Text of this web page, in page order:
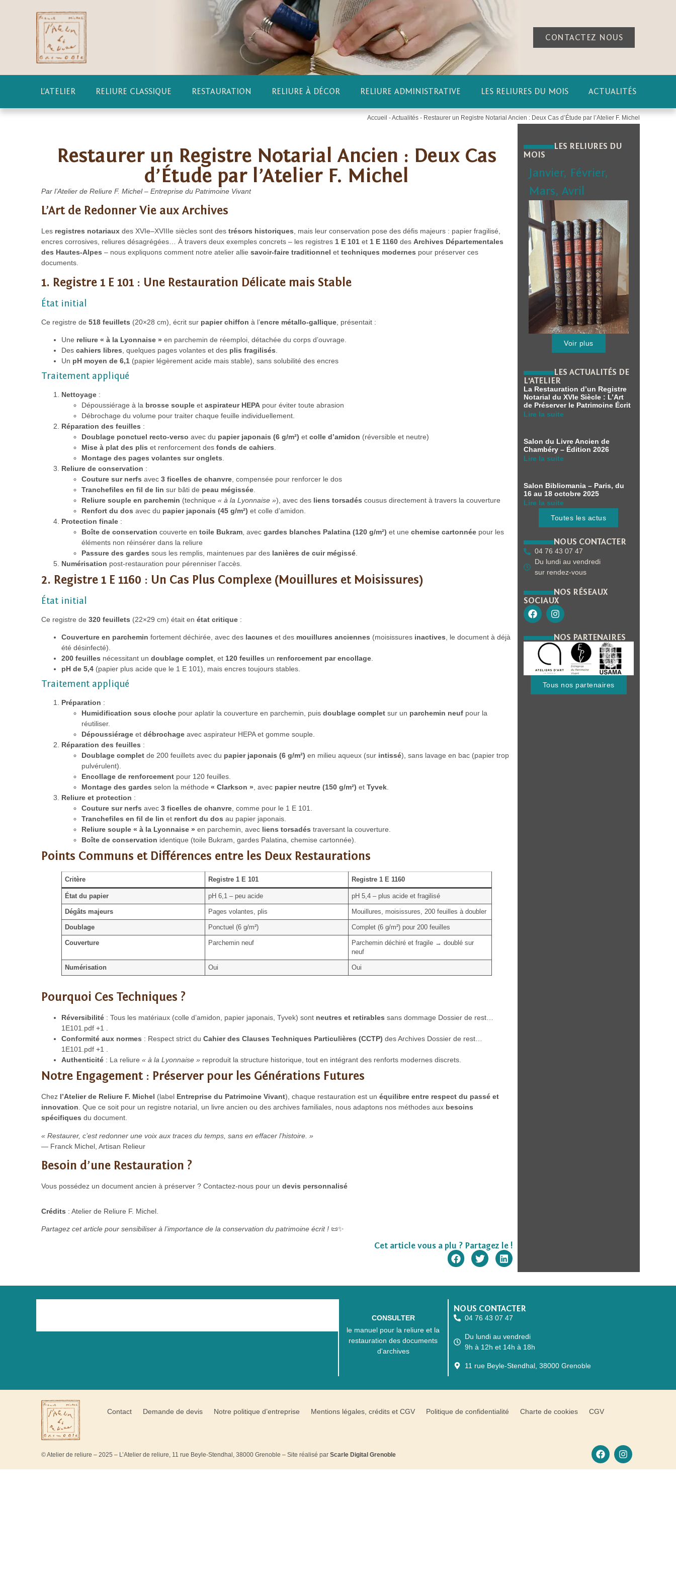
CONTACTEZ NOUS
L’ATELIER RELIURE CLASSIQUE RESTAURATION RELIURE À DÉCOR RELIURE ADMINISTRATIVE LES RELIURES DU MOIS ACTUALITÉS
Accueil -Actualités - Restaurer un Registre Notarial Ancien : Deux Cas d’Étude par l’Atelier F. Michel
Restaurer un Registre Notarial Ancien : Deux Cas
d’Étude par l’Atelier F. Michel
Par l’Atelier de Reliure F. Michel – Entreprise du Patrimoine Vivant
L’Art de Redonner Vie aux Archives
Les registres notariaux des XVIe–XVIIIe siècles sont des trésors historiques, mais leur conservation pose des défis majeurs : papier fragilisé,
encres corrosives, reliures désagrégées… À travers deux exemples concrets – les registres 1 E 101 et 1 E 1160 des Archives Départementales
des Hautes-Alpes – nous expliquons comment notre atelier allie savoir-faire traditionnel et techniques modernes pour préserver ces
documents.
1. Registre 1 E 101 : Une Restauration Délicate mais Stable
État initial
Ce registre de 518 feuillets (20×28 cm), écrit sur papier chiffon à l’encre métallo-gallique , présentait :
Une reliure « à la Lyonnaise » en parchemin de réemploi, détachée du corps d’ouvrage.
Des cahiers libres , quelques pages volantes et des plis fragilisés
Un pH moyen de 6,1 (papier légèrement acide mais stable), sans solubilité des encres
Traitement appliqué
Nettoyage :
Dépoussiérage à la brosse souple et aspirateur HEPA pour éviter toute abrasion
Débrochage du volume pour traiter chaque feuille individuellement.
Réparation des feuilles :
Doublage ponctuel recto-verso avec du papier japonais (6 g/m²) et colle d’amidon (réversible et neutre)
Mise à plat des plis et renforcement des fonds de cahiers
Montage des pages volantes sur onglets
Reliure de conservation :
Couture sur nerfs avec 3 ficelles de chanvre , compensée pour renforcer le dos
Tranchefiles en fil de lin sur bâti de peau mégissée
Reliure souple en parchemin (technique « à la Lyonnaise »), avec des liens torsadés cousus directement à travers la couverture
Renfort du dos avec du papier japonais (45 g/m²) et colle d’amidon.
Protection finale :
Boîte de conservation couverte en toile Bukram , avec gardes blanches Palatina (120 g/m²) et une chemise cartonnée pour les
éléments non réinsérer dans la reliure
Passure des gardes sous les remplis, maintenues par des lanières de cuir mégissé
Numérisation post-restauration pour pérenniser l’accès.
2. Registre 1 E 1160 : Un Cas Plus Complexe (Mouillures et Moisissures)
État initial
Ce registre de 320 feuillets (22×29 cm) était en état critique :
Couverture en parchemin fortement déchirée, avec des lacunes et des mouillures anciennes (moisissures inactives, le document à déjà
été désinfecté).
200 feuilles nécessitant un doublage complet, et 120 feuilles un renforcement par encollage.
pH de 5,4 (papier plus acide que le 1 E 101), mais encres toujours stables.
Traitement appliqué
Préparation :
Humidification sous cloche pour aplatir la couverture en parchemin, puis doublage complet sur un parchemin neuf pour la
réutiliser.
Dépoussiérage et débrochage avec aspirateur HEPA et gomme souple.
Réparation des feuilles :
Doublage complet de 200 feuillets avec du papier japonais (6 g/m²) en milieu aqueux (sur intissé), sans lavage en bac (papier trop
pulvérulent).
Encollage de renforcement pour 120 feuilles.
Montage des gardes selon la méthode « Clarkson », avec papier neutre (150 g/m²) et Tyvek.
Reliure et protection :
Couture sur nerfs avec 3 ficelles de chanvre, comme pour le 1 E 101.
Tranchefiles en fil de lin et renfort du dos au papier japonais.
Reliure souple « à la Lyonnaise » en parchemin, avec liens torsadés traversant la couverture.
Boîte de conservation identique (toile Bukram, gardes Palatina, chemise cartonnée).
Points Communs et Différences entre les Deux Restaurations
Critère Registre 1 E 101 Registre 1 E 1160
État du papier pH 6,1 – peu acide pH 5,4 – plus acide et fragilisé
Dégâts majeurs Pages volantes, plis Mouillures, moisissures, 200 feuilles à doubler
Doublage Ponctuel (6 g/m²) Complet (6 g/m²) pour 200 feuilles
Couverture Parchemin neuf
Parchemin déchiré et fragile → doublé sur
neuf
Numérisation Oui Oui
Pourquoi Ces Techniques ?
Réversibilité : Tous les matériaux (colle d’amidon, papier japonais, Tyvek) sont neutres et retirables sans dommage Dossier de rest…
1E101.pdf +1 .
Conformité aux normes : Respect strict du Cahier des Clauses Techniques Particulières (CCTP) des Archives Dossier de rest…
1E101.pdf +1 .
Authenticité : La reliure « à la Lyonnaise » reproduit la structure historique, tout en intégrant des renforts modernes discrets.
Notre Engagement : Préserver pour les Générations Futures
Chez l’Atelier de Reliure F. Michel (label Entreprise du Patrimoine Vivant), chaque restauration est un équilibre entre respect du passé et
innovation. Que ce soit pour un registre notarial, un livre ancien ou des archives familiales, nous adaptons nos méthodes aux besoins
spécifiques du document.
« Restaurer, c’est redonner une voix aux traces du temps, sans en effacer l’histoire. »
— Franck Michel, Artisan Relieur
Besoin d’une Restauration ?
Vous possédez un document ancien à préserver ? Contactez-nous pour un devis personnalisé
Crédits : Atelier de Reliure F. Michel.
Partagez cet article pour sensibiliser à l’importance de la conservation du patrimoine écrit ! 📜✨
Cet article vous a plu ? Partagez le !
LES RELIURES DU
MOIS
Janvier, Février,
Mars, Avril
Voir plus
LES ACTUALITÉS DE
L'ATELIER
La Restauration d’un Registre
Notarial du XVIe Siècle : L’Art
de Préserver le Patrimoine Écrit
Lire la suite
Salon du Livre Ancien de
Chambéry – Édition 2026
Lire la suite
Salon Bibliomania – Paris, du
16 au 18 octobre 2025
Lire la suite
Toutes les actus
NOUS CONTACTER
04 76 43 07 47
Du lundi au vendredi
sur rendez-vous
NOS RÉSEAUX
SOCIAUX
NOS PARTENAIRES
Tous nos partenaires
CONSULTER
le manuel pour la reliure et la
restauration des documents
d'archives
NOUS CONTACTER
04 76 43 07 47
Du lundi au vendredi
9h à 12h et 14h à 18h
11 rue Beyle-Stendhal, 38000 Grenoble
Contact Demande de devis Notre politique d’entreprise Mentions légales, crédits et CGV Politique de confidentialité Charte de cookies CGV
© Atelier de reliure – 2025 – L’Atelier de reliure, 11 rue Beyle-Stendhal, 38000 Grenoble – Site réalisé par Scarle Digital Grenoble